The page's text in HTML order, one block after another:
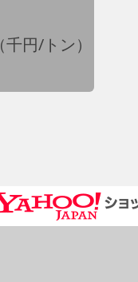
（千円/トン）